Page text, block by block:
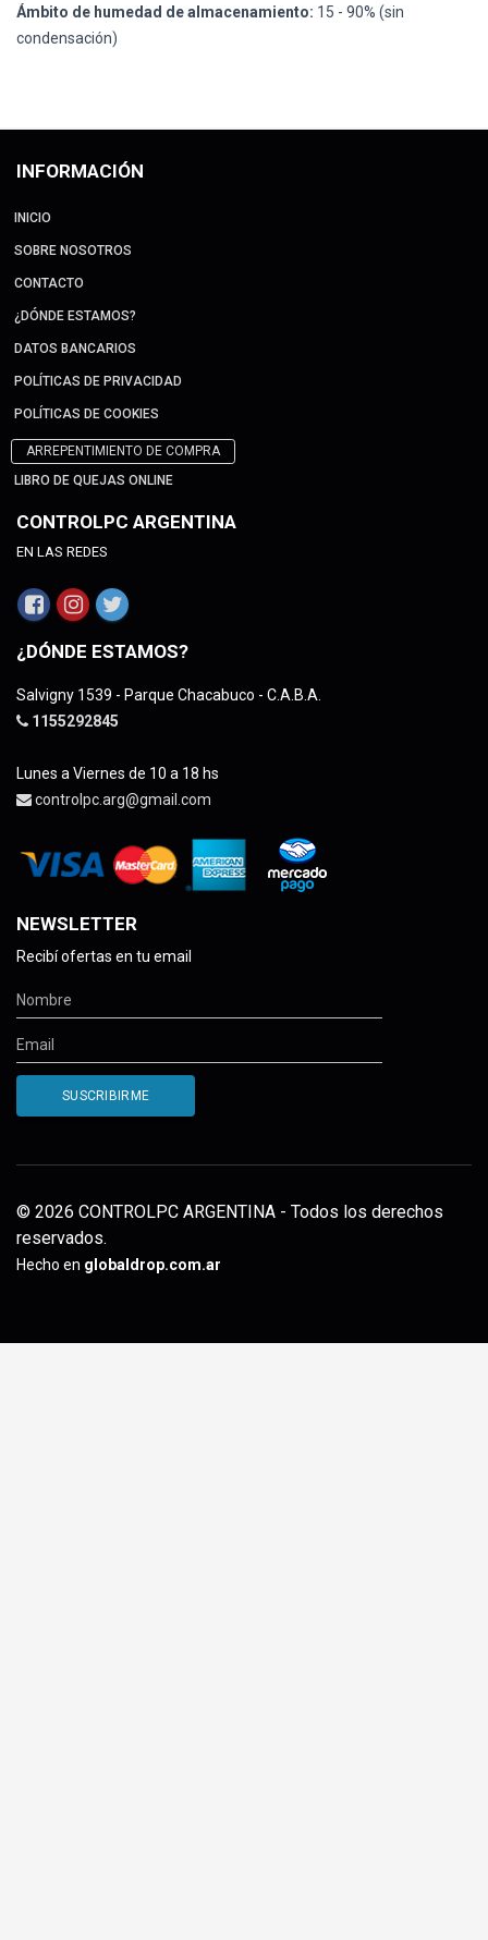
Ámbito de humedad de almacenamiento: 15 - 90% (sin
condensación)
INFORMACIÓN
INICIO
SOBRE NOSOTROS
CONTACTO
¿DÓNDE ESTAMOS?
DATOS BANCARIOS
POLÍTICAS DE PRIVACIDAD
POLÍTICAS DE COOKIES
ARREPENTIMIENTO DE COMPRA
LIBRO DE QUEJAS ONLINE
CONTROLPC ARGENTINA
EN LAS REDES
¿DÓNDE ESTAMOS?
Salvigny 1539 - Parque Chacabuco - C.A.B.A.
1155292845
Lunes a Viernes de 10 a 18 hs
controlpc.arg@gmail.com
NEWSLETTER
Recibí ofertas en tu email
© 2026 CONTROLPC ARGENTINA - Todos los derechos
reservados.
Hecho en globaldrop.com.ar